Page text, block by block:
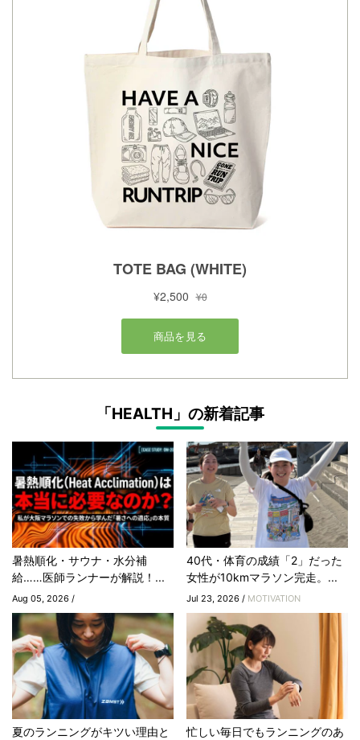
「HEALTH」の新着記事
暑熱順化・サウナ・水分補
給……医師ランナーが解説！...
Aug 05, 2026 /
40代・体育の成績「2」だった
女性が10kmマラソン完走。...
Jul 23, 2026 / MOTIVATION
夏のランニングがキツい理由と
忙しい毎日でもランニングのあ